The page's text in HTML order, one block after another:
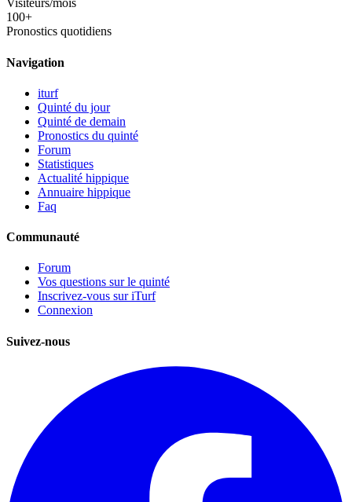
Visiteurs/mois
100+
Pronostics quotidiens
Navigation
iturf
Quinté du jour
Quinté de demain
Pronostics du quinté
Forum
Statistiques
Actualité hippique
Annuaire hippique
Faq
Communauté
Forum
Vos questions sur le quinté
Inscrivez-vous sur iTurf
Connexion
Suivez-nous